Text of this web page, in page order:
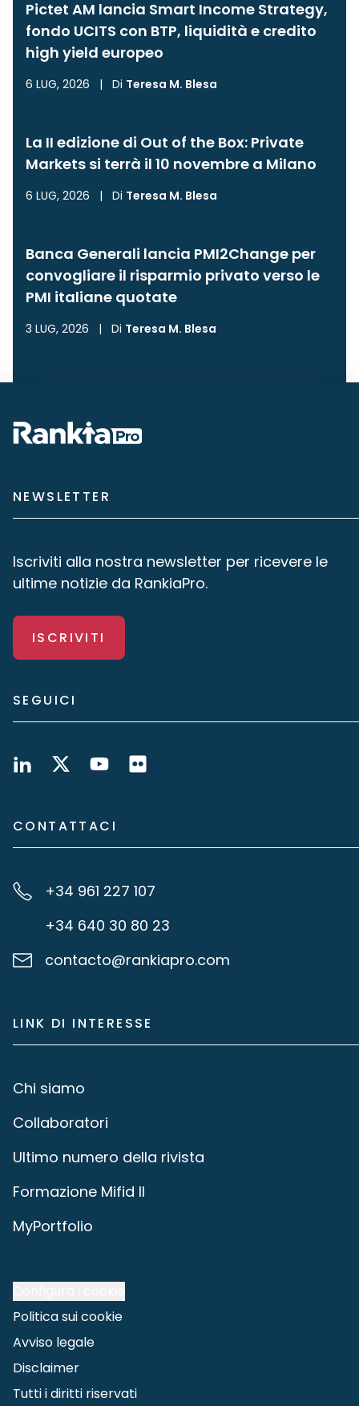
Pictet AM lancia Smart Income Strategy,
fondo UCITS con BTP, liquidità e credito
high yield europeo
6 LUG, 2026 | Di Teresa M. Blesa
La II edizione di Out of the Box: Private
Markets si terrà il 10 novembre a Milano
6 LUG, 2026 | Di Teresa M. Blesa
Banca Generali lancia PMI2Change per
convogliare il risparmio privato verso le
PMI italiane quotate
3 LUG, 2026 | Di Teresa M. Blesa
NEWSLETTER
Iscriviti alla nostra newsletter per ricevere le
ultime notizie da RankiaPro.
ISCRIVITI
SEGUICI
CONTATTACI
+34 961 227 107
+34 640 30 80 23
contacto@rankiapro.com
LINK DI INTERESSE
Chi siamo
Collaboratori
Ultimo numero della rivista
Formazione Mifid II
MyPortfolio
Politica sui cookie
Avviso legale
Disclaimer
Tutti i diritti riservati